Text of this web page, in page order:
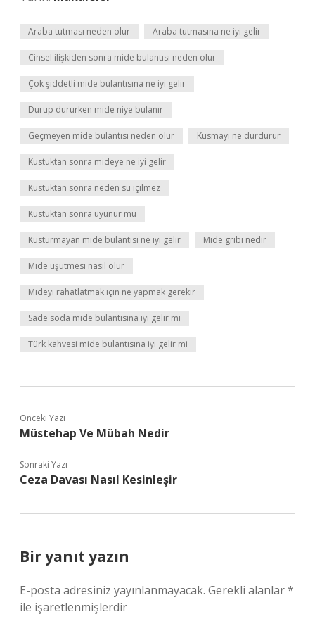
Araba tutması neden olur Araba tutmasına ne iyi gelir
Cinsel ilişkiden sonra mide bulantısı neden olur
Çok şiddetli mide bulantısına ne iyi gelir
Durup dururken mide niye bulanır
Geçmeyen mide bulantısı neden olur Kusmayı ne durdurur
Kustuktan sonra mideye ne iyi gelir
Kustuktan sonra neden su içilmez
Kustuktan sonra uyunur mu
Kusturmayan mide bulantısı ne iyi gelir Mide gribi nedir
Mide üşütmesi nasıl olur
Mideyi rahatlatmak için ne yapmak gerekir
Sade soda mide bulantısına iyi gelir mi
Türk kahvesi mide bulantısına iyi gelir mi
Önceki Yazı
Müstehap Ve Mübah Nedir
Sonraki Yazı
Ceza Davası Nasıl Kesinleşir
Bir yanıt yazın
E-posta adresiniz yayınlanmayacak. Gerekli alanlar*
ile işaretlenmişlerdir